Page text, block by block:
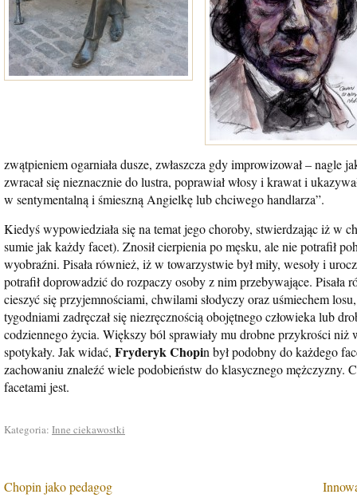
zwątpieniem ogarniała dusze, zwłaszcza gdy improwizował –
zwracał się nieznacznie do lustra, poprawiał włosy i krawat i
w sentymentalną i śmieszną Angielkę lub chciwego handlarza”.
Kiedyś wypowiedziała się na temat jego choroby, stwierdzając iż w
sumie jak każdy facet). Znosił cierpienia po męsku, ale nie potrafił
wyobraźni. Pisała również, iż w towarzystwie był miły, wesoły i
potrafił doprowadzić do rozpaczy osoby z nim przebywające. Pisała
cieszyć się przyjemnościami, chwilami słodyczy oraz uśmiechem
tygodniami zadręczał się niezręcznością obojętnego człowieka lub
codziennego życia. Większy ból sprawiały mu drobne przykrości niż
spotykały. Jak widać, Fryderyk Chopin był podobny do każdego
zachowaniu znaleźć wiele podobieństw do klasycznego mężczyzny.
facetami jest.
Kategoria: Inne ciekawostki
Chopin jako pedagog